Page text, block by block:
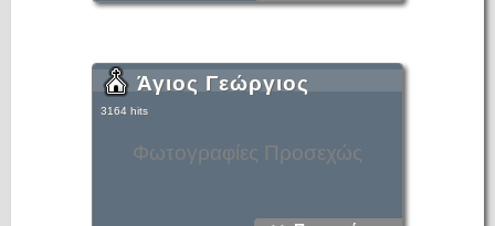
Φωτογραφίες Προσεχώς
Άγιος Γεώργιος
3164 hits